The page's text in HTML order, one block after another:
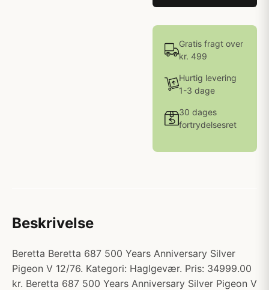
Gratis fragt over
kr. 499
Hurtig levering
1-3 dage
30 dages
fortrydelsesret
Beskrivelse
Beretta Beretta 687 500 Years Anniversary Silver
Pigeon V 12/76. Kategori: Haglgevær. Pris: 34999.00
kr. Beretta 687 500 Years Anniversary Silver Pigeon V